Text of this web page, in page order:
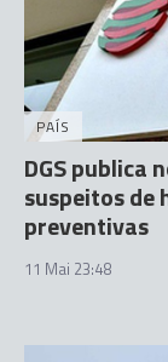
PAÍS
DGS publica
suspeitos de
preventivas
11 Mai 23:48